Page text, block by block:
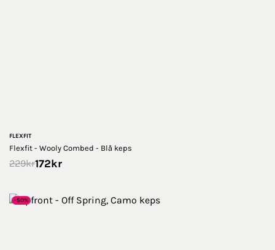
FLEXFIT
Flexfit - Wooly Combed - Blå keps
229kr172kr
-50%